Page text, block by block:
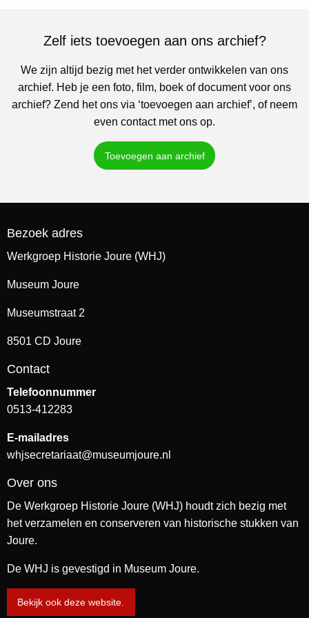
Zelf iets toevoegen aan ons archief?
We zijn altijd bezig met het verder ontwikkelen van ons
archief. Heb je een foto, film, boek of document voor ons
archief? Zend het ons via ‘toevoegen aan archief’, of neem
even contact met ons op.
Toevoegen aan archief
Bezoek adres
Werkgroep Historie Joure (WHJ)
Museum Joure
Museumstraat 2
8501 CD Joure
Contact
Telefoonnummer
0513-412283
E-mailadres
whjsecretariaat@museumjoure.nl
Over ons
De Werkgroep Historie Joure (WHJ) houdt zich bezig met
het verzamelen en conserveren van historische stukken van
Joure.
De WHJ is gevestigd in Museum Joure.
Bekijk ook deze website.